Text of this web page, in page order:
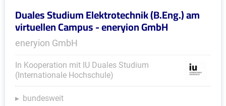
Duales Studium Elektrotechnik (B.Eng.) am
virtuellen Campus - eneryion GmbH
eneryion GmbH
In Kooperation mit IU Duales Studium
(Internationale Hochschule)
bundesweit